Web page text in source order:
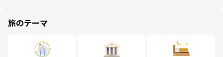
旅のテーマ